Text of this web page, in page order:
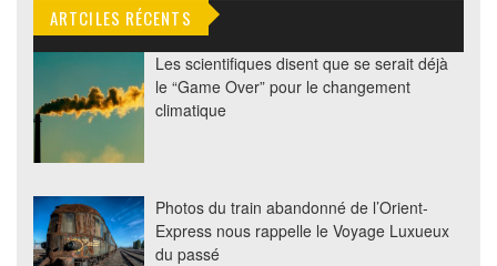
ARTCILES RÉCENTS
Les scientifiques disent que se serait déjà
le “Game Over” pour le changement
climatique
Photos du train abandonné de l’Orient-
Express nous rappelle le Voyage Luxueux
du passé